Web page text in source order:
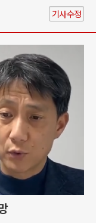
기사수정